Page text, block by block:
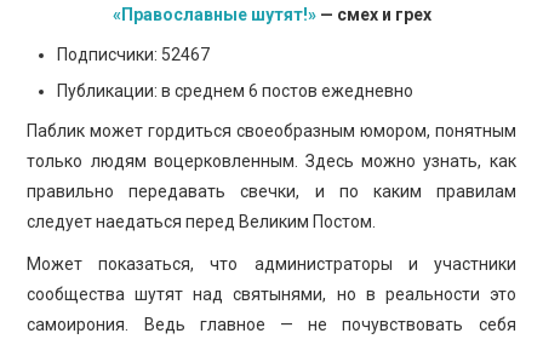
«Православные шутят!»— смех и грех
Подписчики: 52467
Публикации: в среднем 6 постов ежедневно
Паблик может гордиться своеобразным юмором, понятным
только людям воцерковленным. Здесь можно узнать, как
правильно передавать свечки, и по каким правилам
следует наедаться перед Великим Постом.
Может показаться, что администраторы и участники
сообщества шутят над святынями, но в реальности это
самоирония. Ведь главное — не почувствовать себя